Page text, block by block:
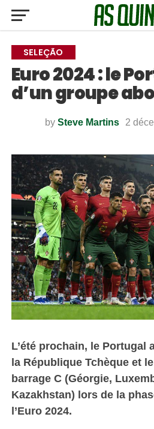
SELEÇÃO
Euro 2024 : le
d’un groupe
by Steve Martins 2
L’été prochain, le Portugal
la République Tchèque et
barrage C (Géorgie,
Kazakhstan) lors de la
l’Euro 2024.